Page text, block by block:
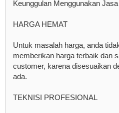
Keunggulan Menggunakan
HARGA HEMAT
Untuk masalah harga, anda
memberikan harga terbaik dan
customer, karena disesuaikan
ada.
TEKNISI PROFESIONAL